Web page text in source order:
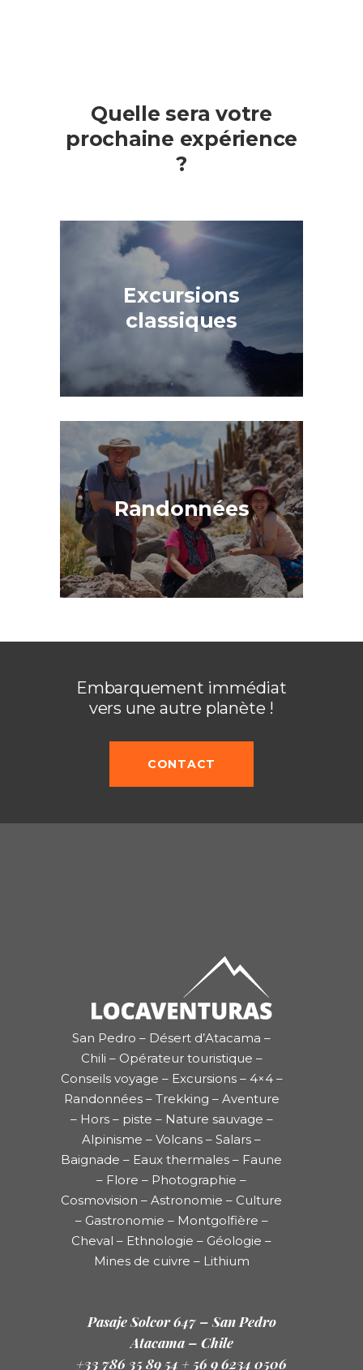
Quelle sera votre
prochaine expérience
?
Excursions
classiques
Randonnées
Embarquement immédiat
vers une autre planète !
CONTACT
San Pedro – Désert d’Atacama –
Chili – Opérateur touristique –
Conseils voyage – Excursions – 4×4 –
Randonnées – Trekking – Aventure
– Hors – piste – Nature sauvage –
Alpinisme – Volcans – Salars –
Baignade – Eaux thermales – Faune
– Flore – Photographie –
Cosmovision – Astronomie – Culture
– Gastronomie – Montgolfière –
Cheval – Ethnologie – Géologie –
Mines de cuivre – Lithium
Pasaje Solcor 647 – San Pedro
Atacama – Chile
+33 786 35 89 54 + 56 9 6234 0506